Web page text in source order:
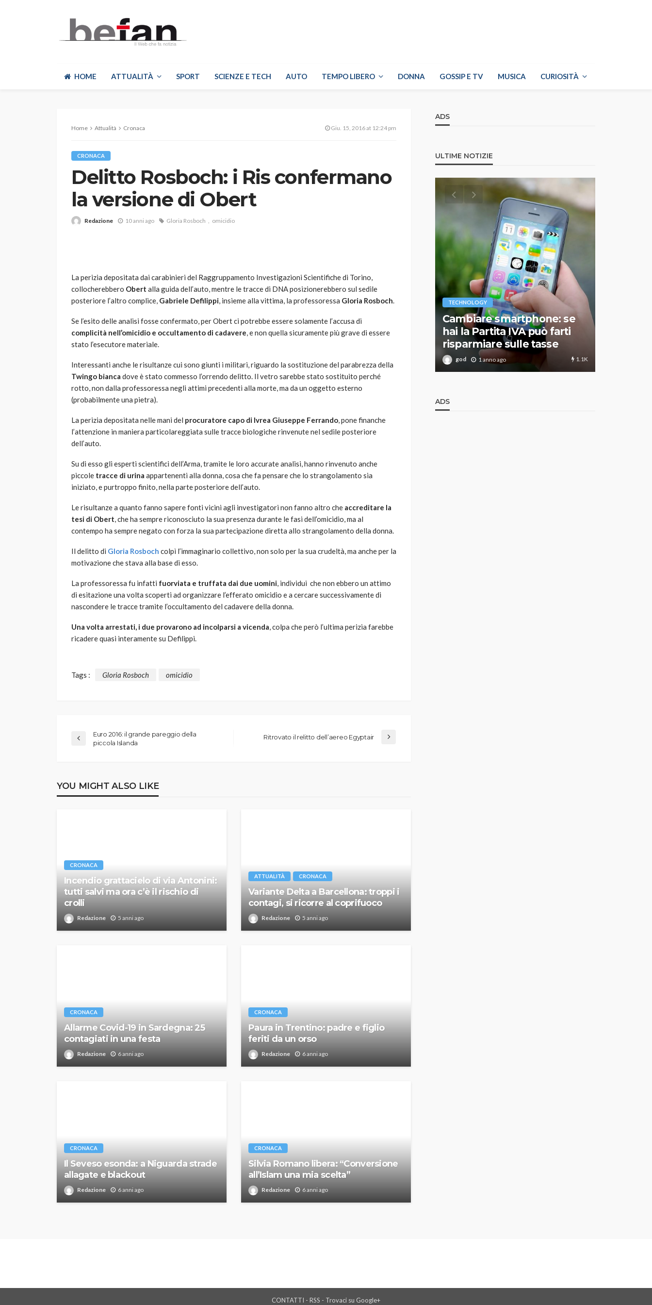
HOME ATTUALITÀ SPORT SCIENZE E TECH AUTO TEMPO LIBERO DONNA GOSSIP E TV MUSICA CURIOSITÀ
Home Attualità Cronaca Giu. 15, 2016 at 12:24 pm
CRONACA
Delitto Rosboch: i Ris confermano
la versione di Obert
Redazione 10 anni ago Gloria Rosboch omicidio
La perizia depositata dai carabinieri del Raggruppamento Investigazioni Scientifiche di Torino,
collocherebbero Obert alla guida dell’auto, mentre le tracce di DNA posizionerebbero sul sedile
posteriore l’altro complice, Gabriele Defilippi, insieme alla vittima, la professoressa Gloria Rosboch.
Se l’esito delle analisi fosse confermato, per Obert ci potrebbe essere solamente l’accusa di
complicità nell’omicidio e occultamento di cadavere, e non quella sicuramente più grave di essere
stato l’esecutore materiale.
Interessanti anche le risultanze cui sono giunti i militari, riguardo la sostituzione del parabrezza della
Twingo bianca dove è stato commesso l’orrendo delitto. Il vetro sarebbe stato sostituito perché
rotto, non dalla professoressa negli attimi precedenti alla morte, ma da un oggetto esterno
(probabilmente una pietra).
La perizia depositata nelle mani del procuratore capo di Ivrea Giuseppe Ferrando, pone finanche
l’attenzione in maniera particolareggiata sulle tracce biologiche rinvenute nel sedile posteriore
dell’auto.
Su di esso gli esperti scientifici dell’Arma, tramite le loro accurate analisi, hanno rinvenuto anche
piccole tracce di urina appartenenti alla donna, cosa che fa pensare che lo strangolamento sia
iniziato, e purtroppo finito, nella parte posteriore dell’auto.
Le risultanze a quanto fanno sapere fonti vicini agli investigatori non fanno altro che accreditare la
tesi di Obert, che ha sempre riconosciuto la sua presenza durante le fasi dell’omicidio, ma al
contempo ha sempre negato con forza la sua partecipazione diretta allo strangolamento della donna.
Il delitto di Gloria Rosboch colpì l’immaginario collettivo, non solo per la sua crudeltà, ma anche per la
motivazione che stava alla base di esso.
La professoressa fu infatti fuorviata e truffata dai due uomini, individui che non ebbero un attimo
di esitazione una volta scoperti ad organizzare l’efferato omicidio e a cercare successivamente di
nascondere le tracce tramite l’occultamento del cadavere della donna.
Una volta arrestati, i due provarono ad incolparsi a vicenda, colpa che però l’ultima perizia farebbe
ricadere quasi interamente su Defilippi.
Tags : Gloria Rosboch omicidio
Euro 2016: il grande pareggio della
piccola Islanda
Ritrovato il relitto dell’aereo Egyptair
YOU MIGHT ALSO LIKE
CRONACA
Incendio grattacielo di via Antonini:
tutti salvi ma ora c’è il rischio di
crolli
Redazione 5 anni ago
ATTUALITÀ CRONACA
Variante Delta a Barcellona: troppi i
contagi, si ricorre al coprifuoco
Redazione 5 anni ago
CRONACA
Allarme Covid-19 in Sardegna: 25
contagiati in una festa
Redazione 6 anni ago
CRONACA
Paura in Trentino: padre e figlio
feriti da un orso
Redazione 6 anni ago
CRONACA
Il Seveso esonda: a Niguarda strade
allagate e blackout
Redazione 6 anni ago
CRONACA
Silvia Romano libera: “Conversione
all’Islam una mia scelta”
Redazione 6 anni ago
ADS
ULTIME NOTIZIE
Robot tagliaerba: quale
scegliere per il tuo prato
AUTO SPORT
MG alle Final 8 di Coppa
Davis: tennis mondiale e
passione per
l’automobilismo
TECHNOLOGY
Cambiare smartphone: se
hai la Partita IVA può farti
risparmiare sulle tasse
god 1 anno ago 1.1K
ADS
CONTATTI - RSS - Trovaci su Google+